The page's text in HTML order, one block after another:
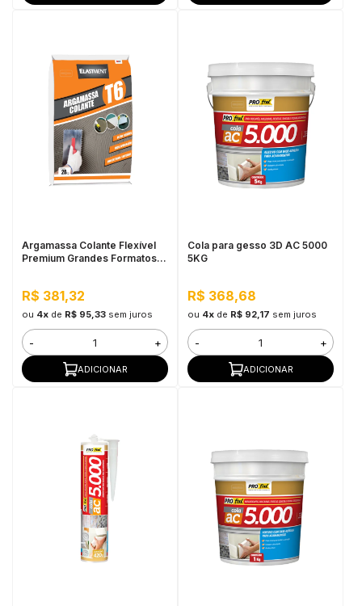
Argamassa Colante Flexível
Premium Grandes Formatos
R$ 381,32
ou 4xde R$ 95,33 sem juros
- +
ADICIONAR
Cola para gesso 3D AC 5000
5KG
R$ 368,68
ou 4xde R$ 92,17 sem juros
- +
ADICIONAR